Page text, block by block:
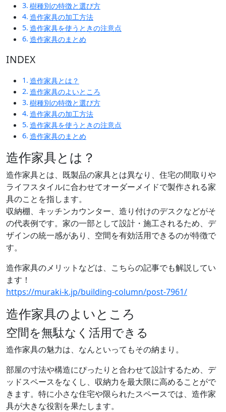
樹種別の特徴と選び方
造作家具の加工方法
造作家具を使うときの注意点
造作家具のまとめ
INDEX
造作家具とは？
造作家具のよいところ
樹種別の特徴と選び方
造作家具の加工方法
造作家具を使うときの注意点
造作家具のまとめ
造作家具とは？
造作家具とは、既製品の家具とは異なり、住宅の間取りや
ライフスタイルに合わせてオーダーメイドで製作される家
具のことを指します。
収納棚、キッチンカウンター、造り付けのデスクなどがそ
の代表例です。家の一部として設計・施工されるため、デ
ザインの統一感があり、空間を有効活用できるのが特徴で
す。
造作家具のメリットなどは、こちらの記事でも解説してい
ます！
https://muraki-k.jp/building-column/post-7961/
造作家具のよいところ
空間を無駄なく活用できる
造作家具の魅力は、なんといってもその納まり。
部屋の寸法や構造にぴったりと合わせて設計するため、デ
ッドスペースをなくし、収納力を最大限に高めることがで
きます。特に小さな住宅や限られたスペースでは、造作家
具が大きな役割を果たします。